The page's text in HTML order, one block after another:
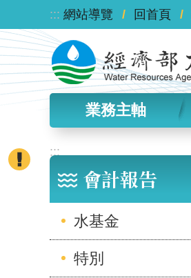
跳到主要內容區塊
::: 網站導覽 回首頁
業務主軸
:::
會計報告
水基金
特別